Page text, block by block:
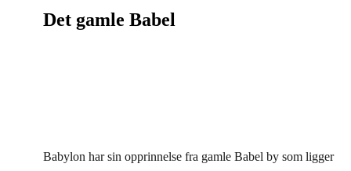
Det gamle Babel
Babylon har sin opprinnelse fra gamle Babel by som ligger